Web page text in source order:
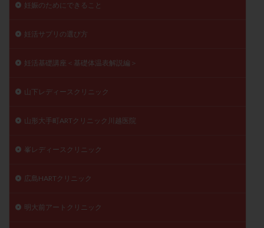
妊娠のためにできること
妊活サプリの選び方
妊活基礎講座＜基礎体温表解説編＞
山下レディースクリニック
山形大手町ARTクリニック川越医院
峯レディースクリニック
広島HARTクリニック
明大前アートクリニック